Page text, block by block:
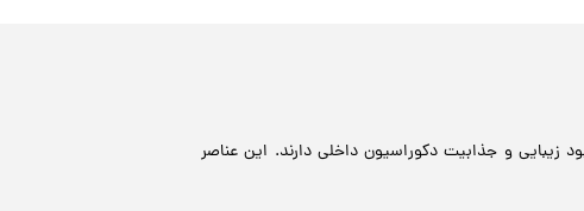
و جذابیت دکوراسیون داخلی دارند. این عناصر